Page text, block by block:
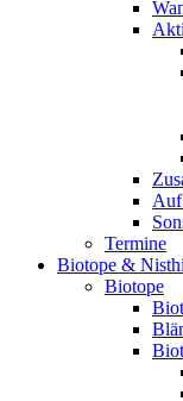
Auf
Termine
Biotope &
Biotope